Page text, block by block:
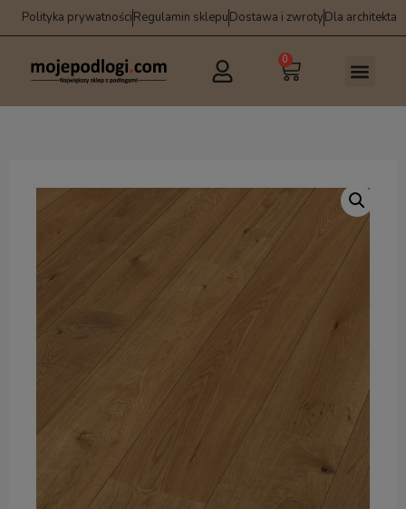
Polityka prywatnościRegulamin sklepuDostawa i zwrotyDla architekta
0